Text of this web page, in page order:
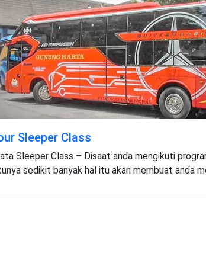
Sleeper Class
Sleeper Class – Disaat anda mengikuti
sedikit banyak hal itu akan membuat anda